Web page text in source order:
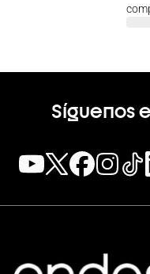
Síguenos